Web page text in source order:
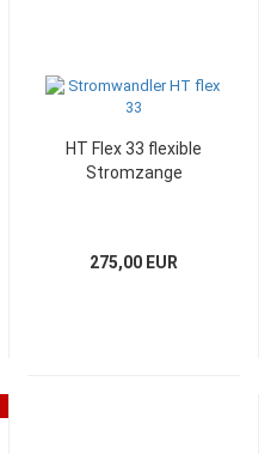
HT Flex 33 flexible
Stromzange
275,00 EUR